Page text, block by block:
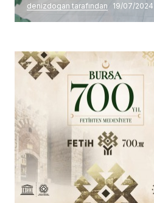
denizdogan tarafından 19/07/2024